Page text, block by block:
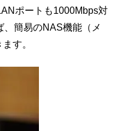
ポートも1000Mbps対
簡易のNAS機能（メ
す。